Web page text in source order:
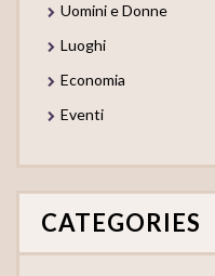
Uomini e Donne
Luoghi
Economia
Eventi
CATEGORIES